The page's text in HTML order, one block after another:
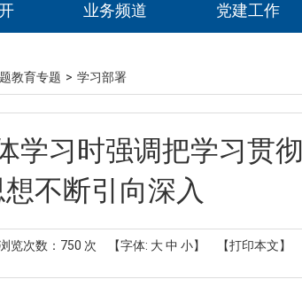
业务频道 党建工作
教育专题 > 学习部署
学习时强调把学习贯
不断引向深入
览次数： 750 次 【字体: 大中 小】 【打印本文】